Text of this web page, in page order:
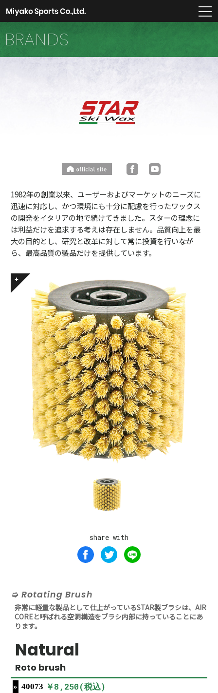
BRANDS
1982年の創業以来、ユーザーおよびマーケットのニーズに
迅速に対応し、かつ環境にも十分に配慮を行ったワックス
の開発をイタリアの地で続けてきました。スターの理念に
は利益だけを追求する考えは存在しません。品質向上を最
大の目的とし、研究と改革に対して常に投資を行いなが
ら、最高品質の製品だけを提供しています。
share with
Rotating Brush
非常に軽量な製品として仕上がっているSTAR製ブラシは、AIR
COREと呼ばれる空洞構造をブラシ内部に持っていることにあ
ります。
Natural
Roto brush
40073 ￥8,250(税込)